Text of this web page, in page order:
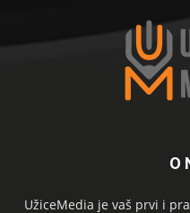
O
UžiceMedia je vaš prvi i